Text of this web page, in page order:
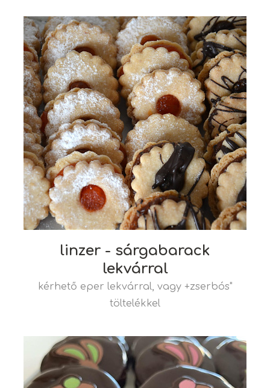
linzer - sárgabarack
lekvárral
kérhető eper lekvárral, vagy +zserbós"
töltelékkel